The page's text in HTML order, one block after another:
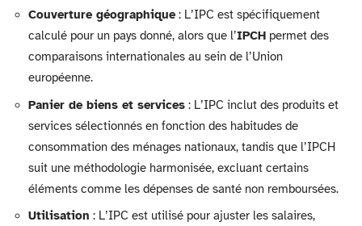
Couverture géographique: L’IPC est spécifiquement
calculé pour un pays donné, alors que l’IPCH permet des
comparaisons internationales au sein de l’Union
européenne.
Panier de biens et services : L’IPC inclut des produits et
services sélectionnés en fonction des habitudes de
consommation des ménages nationaux, tandis que l’IPCH
suit une méthodologie harmonisée, excluant certains
éléments comme les dépenses de santé non remboursées.
Utilisation : L’IPC est utilisé pour ajuster les salaires,